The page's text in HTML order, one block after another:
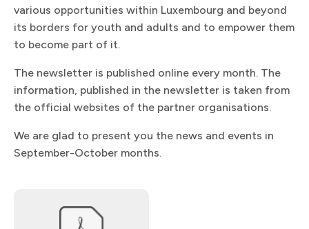
various opportunities within Luxembourg and beyond
its borders for youth and adults and to empower them
to become part of it.​​​​‌ ‍ ​‍​‍‌‍ ‌ ​‍‌‍‍‌‌‍‌ ‌‍‍‌‌‍ ‍​‍​‍​ ‍‍​‍​‍‌ ​ ‌‍​‌‌‍ ‍‌‍‍‌‌ ‌​‌ ‍‌​‍ ‍‌‍‍‌‌‍ ​‍​‍​‍ ​​‍​‍‌‍‍​‌ ​‍‌‍‌‌‌‍‌‍​‍​‍​ ‍‍​‍​‍​‍ ‌ ​ ‌ ‌​‌ ‌‌‌‍‌​‌‍‍‌‌‍ ​‍ ‌‍‍‌‌‍ ‍‌ ‌​‌‍‌‌‌‍ ‍‌ ‌​​‍ ‌‍‌‌‌‍‌​‌‍‍‌‌ ‌​​‍ ‌‍ ‌‌‍ ‌‍‌​‌‍‌‌​ ‌‌ ​​‌ ​‍‌‍‌‌‌ ​ ‌‍‌‌‌‍ ‍‌ ‌​‌‍​‌‌ ‌​‌‍‍‌‌‍ ‌‍ ‍​ ‍ ‌‍‍‌‌‍‌​​ ‌​ ‌ ​ ‌‌​ ​‌​ ‌‍​ ‌‍‌‍​‌​ ​‍‌‍‌​​‍ ‌​ ​ ​ ​‍​ ​‍‌‍​ ​‍ ‌​ ‌​‌‍‌​‌‍​ ​ ​​​‍ ‌​ ‍​​ ‌​​ ‍​​ ​‍​‍ ‌‌‍‌​​ ​‍​ ​​‌‍‌‍​ ​‌​ ​‍‌‍​‌​ ‌​‌‍​ ​ ‌‌‌‍‌‌‌‍​‌​ ‍ ‌ ‌​‌ ‍‌‌ ​​‌‍‌‌​ ‌‌‍ ‍‌‍‌‌‌ ‌ ‌ ​ ‌‌​​‌‍ ‌ ​ ‌ ‌​​ ‍ ‌ ​​‌‍​‌‌ ‌​‌‍‍​​ ‌‌ ​ ‌‍‌‌‌‍​ ‌ ‌​‌‍‍‌‌‍ ‌‍ ‍‌ ​ ​‍‌‌​ ‌‌‌​​‍‌‌ ‌‍‍ ‌‍‌‌‌ ‍‌​‍‌‌​ ​ ‌​‌​​‍‌‌​ ​ ‌​‌​​‍‌‌​ ​‍​ ​‍​ ​​​ ​‍​ ‌‌‌‍​‌​ ‍‌‌‍‌​‌‍‌‍​ ‌‌​ ​‍​ ‌ ‌‍‌​‌‍‌​​‍‌‌​ ​‍​ ​‍​‍‌‌​ ‌‌‌​‌​​‍ ‍‌‍​ ‌‍ ‌‍ ‍‌ ‌​‌‍‌‌‌‍ ‍‌ ‌​​‍‌‌​ ‌‌‌​​‍‌‌ ‌‍‍ ‌‍‌‌‌ ‍‌​‍‌‌​ ​ ‌​‌​​‍‌‌​ ​ ‌​‌​​‍‌‌​ ​‍​ ​‍‌‍‌‍​ ​‍​ ‌‍‌‍‌‌​ ​​​ ‌‍​ ‍​​ ‍‌‌‍‌‌​ ​ ‌‍​‌​ ‌‍​‍‌‌​ ​‍​ ​‍​‍‌‌​ ‌‌‌​‌​​‍ ‍‌‍​ ‌‍‍​‌‍‍‌‌‍ ​‌‍‌​‌ ​‍‌‍‌‌‌‍ ‍​‍‌‌​ ‌‌‌​​‍‌‌ ‌‍‍ ‌‍‌‌‌ ‍‌​‍‌‌​ ​ ‌​‌​​‍‌‌​ ​ ‌​‌​​‍‌‌​ ​‍​ ​‍​ ​ ‌‍‌‍​ ​ ​ ​‌​ ​‌​ ‌‌​ ​​‌‍​ ​ ​‌​ ‌‍​ ‍‌​ ​​​‍‌‌​ ​‍​ ​‍​‍‌‌​ ‌‌‌​‌​​‍ ‍‌ ‌​‌‍‌‌‌ ‍​‌ ‌​​ ‌‍​‍‌‍​‌‌ ​ ‌‍‌‌‌‌‌‌‌ ​‍‌‍ ​​ ‌​‍‌‌​ ​‍‌​‌‍‌ ​ ‌ ‌​‌ ‌‌‌‍‌​‌‍‍‌‌‍ ​‍‌‍‌‍‍‌‌‍‌​​ ‌​ ‌ ​ ‌‌​ ​‌​ ‌‍​ ‌‍‌‍​‌​ ​‍‌‍‌​​‍ ‌​ ​ ​ ​‍​ ​‍‌‍​ ​‍ ‌​ ‌​‌‍‌​‌‍​ ​ ​​​‍ ‌​ ‍​​ ‌​​ ‍​​ ​‍​‍ ‌‌‍‌​​ ​‍​ ​​‌‍‌‍​ ​‌​ ​‍‌‍​‌​ ‌​‌‍​ ​ ‌‌‌‍‌‌‌‍​‌​‍‌‍‌ ‌​‌ ‍‌‌ ​​‌‍‌‌​ ‌‌‍ ‍‌‍‌‌‌ ‌ ‌ ​ ‌‌​​‌‍ ‌ ​ ‌ ‌​​‍‌‍‌ ​​‌‍​‌‌ ‌​‌‍‍​​ ‌‌ ​ ‌‍‌‌‌‍​ ‌ ‌​‌‍‍‌‌‍ ‌‍ ‍‌ ​ ​‍‌‌​ ‌‌‌​​‍‌‌ ‌‍‍ ‌‍‌‌‌ ‍‌​‍‌‌​ ​ ‌​‌​​‍‌‌​ ​ ‌​‌​​‍‌‌​ ​‍​ ​‍​ ​​​ ​‍​ ‌‌‌‍​‌​ ‍‌‌‍‌​‌‍‌‍​ ‌‌​ ​‍​ ‌ ‌‍‌​‌‍‌​​‍‌‌​ ​‍​ ​‍​‍‌‌​ ‌‌‌​‌​​‍ ‍‌‍​ ‌‍ ‌‍ ‍‌ ‌​‌‍‌‌‌‍ ‍‌ ‌​​‍‌‌​ ‌‌‌​​‍‌‌ ‌‍‍ ‌‍‌‌‌ ‍‌​‍‌‌​ ​ ‌​‌​​‍‌‌​ ​ ‌​‌​​‍‌‌​ ​‍​ ​‍‌‍‌‍​ ​‍​ ‌‍‌‍‌‌​ ​​​ ‌‍​ ‍​​ ‍‌‌‍‌‌​ ​ ‌‍​‌​ ‌‍​‍‌‌​ ​‍​ ​‍​‍‌‌​ ‌‌‌​‌​​‍ ‍‌‍​ ‌‍‍​‌‍‍‌‌‍ ​‌‍‌​‌ ​‍‌‍‌‌‌‍ ‍​‍‌‌​ ‌‌‌​​‍‌‌ ‌‍‍ ‌‍‌‌‌ ‍‌​‍‌‌​ ​ ‌​‌​​‍‌‌​ ​ ‌​‌​​‍‌‌​ ​‍​ ​‍​ ​ ‌‍‌‍​ ​ ​ ​‌​ ​‌​ ‌‌​ ​​‌‍​ ​ ​‌​ ‌‍​ ‍‌​ ​​​‍‌‌​ ​‍​ ​‍​‍‌‌​ ‌‌‌​‌​​‍ ‍‌ ‌​‌‍‌‌‌ ‍​‌ ‌​​‍‌‍‌ ​​‌‍‌‌‌ ​‍‌ ​ ‌ ​​‌‍‌‌‌‍​ ‌ ‌​‌‍‍‌‌ ‌‍‌‍‌‌​ ‌‌ ​​‌ ‌‌‌‍​‍‌‍ ​‌‍‍‌‌ ​ ‌‍‍​‌‍‌‌‌‍‌​​‍​‍‌ ‌
The newsletter is published online every month. The
information, published in the newsletter is taken from
the official websites of the partner organisations.​​​​‌ ‍ ​‍​‍‌‍ ‌ ​‍‌‍‍‌‌‍‌ ‌‍‍‌‌‍ ‍​‍​‍​ ‍‍​‍​‍‌ ​ ‌‍​‌‌‍ ‍‌‍‍‌‌ ‌​‌ ‍‌​‍ ‍‌‍‍‌‌‍ ​‍​‍​‍ ​​‍​‍‌‍‍​‌ ​‍‌‍‌‌‌‍‌‍​‍​‍​ ‍‍​‍​‍​‍ ‌ ​ ‌ ‌​‌ ‌‌‌‍‌​‌‍‍‌‌‍ ​‍ ‌‍‍‌‌‍ ‍‌ ‌​‌‍‌‌‌‍ ‍‌ ‌​​‍ ‌‍‌‌‌‍‌​‌‍‍‌‌ ‌​​‍ ‌‍ ‌‌‍ ‌‍‌​‌‍‌‌​ ‌‌ ​​‌ ​‍‌‍‌‌‌ ​ ‌‍‌‌‌‍ ‍‌ ‌​‌‍​‌‌ ‌​‌‍‍‌‌‍ ‌‍ ‍​ ‍ ‌‍‍‌‌‍‌​​ ‌​ ‌ ​ ‌‌​ ​‌​ ‌‍​ ‌‍‌‍​‌​ ​‍‌‍‌​​‍ ‌​ ​ ​ ​‍​ ​‍‌‍​ ​‍ ‌​ ‌​‌‍‌​‌‍​ ​ ​​​‍ ‌​ ‍​​ ‌​​ ‍​​ ​‍​‍ ‌‌‍‌​​ ​‍​ ​​‌‍‌‍​ ​‌​ ​‍‌‍​‌​ ‌​‌‍​ ​ ‌‌‌‍‌‌‌‍​‌​ ‍ ‌ ‌​‌ ‍‌‌ ​​‌‍‌‌​ ‌‌‍ ‍‌‍‌‌‌ ‌ ‌ ​ ‌‌​​‌‍ ‌ ​ ‌ ‌​​ ‍ ‌ ​​‌‍​‌‌ ‌​‌‍‍​​ ‌‌ ​ ‌‍‌‌‌‍​ ‌ ‌​‌‍‍‌‌‍ ‌‍ ‍‌ ​ ​‍‌‌​ ‌‌‌​​‍‌‌ ‌‍‍ ‌‍‌‌‌ ‍‌​‍‌‌​ ​ ‌​‌​​‍‌‌​ ​ ‌​‌​​‍‌‌​ ​‍​ ​‍​ ​​​ ​‍​ ‌‌‌‍​‌​ ‍‌‌‍‌​‌‍‌‍​ ‌‌​ ​‍​ ‌ ‌‍‌​‌‍‌​​‍‌‌​ ​‍​ ​‍​‍‌‌​ ‌‌‌​‌​​‍ ‍‌‍​ ‌‍ ‌‍ ‍‌ ‌​‌‍‌‌‌‍ ‍‌ ‌​​‍‌‌​ ‌‌‌​​‍‌‌ ‌‍‍ ‌‍‌‌‌ ‍‌​‍‌‌​ ​ ‌​‌​​‍‌‌​ ​ ‌​‌​​‍‌‌​ ​‍​ ​‍‌‍​‍‌‍​‌​ ‍‌‌‍​‌‌‍​‍​ ‍​‌‍‌‌​ ​‍‌‍​ ​ ​‌​ ​​​ ‌​​‍‌‌​ ​‍​ ​‍​‍‌‌​ ‌‌‌​‌​​‍ ‍‌‍​ ‌‍‍​‌‍‍‌‌‍ ​‌‍‌​‌ ​‍‌‍‌‌‌‍ ‍​‍‌‌​ ‌‌‌​​‍‌‌ ‌‍‍ ‌‍‌‌‌ ‍‌​‍‌‌​ ​ ‌​‌​​‍‌‌​ ​ ‌​‌​​‍‌‌​ ​‍​ ​‍​ ‌‍​ ‌ ​ ‌‍​ ​‌‌‍‌‌​ ​‍​ ‌​​ ‍‌‌‍‌‌​ ‌‌​ ​​‌‍‌​​‍‌‌​ ​‍​ ​‍​‍‌‌​ ‌‌‌​‌​​‍ ‍‌ ‌​‌‍‌‌‌ ‍​‌ ‌​​ ‌‍​‍‌‍​‌‌ ​ ‌‍‌‌‌‌‌‌‌ ​‍‌‍ ​​ ‌​‍‌‌​ ​‍‌​‌‍‌ ​ ‌ ‌​‌ ‌‌‌‍‌​‌‍‍‌‌‍ ​‍‌‍‌‍‍‌‌‍‌​​ ‌​ ‌ ​ ‌‌​ ​‌​ ‌‍​ ‌‍‌‍​‌​ ​‍‌‍‌​​‍ ‌​ ​ ​ ​‍​ ​‍‌‍​ ​‍ ‌​ ‌​‌‍‌​‌‍​ ​ ​​​‍ ‌​ ‍​​ ‌​​ ‍​​ ​‍​‍ ‌‌‍‌​​ ​‍​ ​​‌‍‌‍​ ​‌​ ​‍‌‍​‌​ ‌​‌‍​ ​ ‌‌‌‍‌‌‌‍​‌​‍‌‍‌ ‌​‌ ‍‌‌ ​​‌‍‌‌​ ‌‌‍ ‍‌‍‌‌‌ ‌ ‌ ​ ‌‌​​‌‍ ‌ ​ ‌ ‌​​‍‌‍‌ ​​‌‍​‌‌ ‌​‌‍‍​​ ‌‌ ​ ‌‍‌‌‌‍​ ‌ ‌​‌‍‍‌‌‍ ‌‍ ‍‌ ​ ​‍‌‌​ ‌‌‌​​‍‌‌ ‌‍‍ ‌‍‌‌‌ ‍‌​‍‌‌​ ​ ‌​‌​​‍‌‌​ ​ ‌​‌​​‍‌‌​ ​‍​ ​‍​ ​​​ ​‍​ ‌‌‌‍​‌​ ‍‌‌‍‌​‌‍‌‍​ ‌‌​ ​‍​ ‌ ‌‍‌​‌‍‌​​‍‌‌​ ​‍​ ​‍​‍‌‌​ ‌‌‌​‌​​‍ ‍‌‍​ ‌‍ ‌‍ ‍‌ ‌​‌‍‌‌‌‍ ‍‌ ‌​​‍‌‌​ ‌‌‌​​‍‌‌ ‌‍‍ ‌‍‌‌‌ ‍‌​‍‌‌​ ​ ‌​‌​​‍‌‌​ ​ ‌​‌​​‍‌‌​ ​‍​ ​‍‌‍​‍‌‍​‌​ ‍‌‌‍​‌‌‍​‍​ ‍​‌‍‌‌​ ​‍‌‍​ ​ ​‌​ ​​​ ‌​​‍‌‌​ ​‍​ ​‍​‍‌‌​ ‌‌‌​‌​​‍ ‍‌‍​ ‌‍‍​‌‍‍‌‌‍ ​‌‍‌​‌ ​‍‌‍‌‌‌‍ ‍​‍‌‌​ ‌‌‌​​‍‌‌ ‌‍‍ ‌‍‌‌‌ ‍‌​‍‌‌​ ​ ‌​‌​​‍‌‌​ ​ ‌​‌​​‍‌‌​ ​‍​ ​‍​ ‌‍​ ‌ ​ ‌‍​ ​‌‌‍‌‌​ ​‍​ ‌​​ ‍‌‌‍‌‌​ ‌‌​ ​​‌‍‌​​‍‌‌​ ​‍​ ​‍​‍‌‌​ ‌‌‌​‌​​‍ ‍‌ ‌​‌‍‌‌‌ ‍​‌ ‌​​‍‌‍‌ ​​‌‍‌‌‌ ​‍‌ ​ ‌ ​​‌‍‌‌‌‍​ ‌ ‌​‌‍‍‌‌ ‌‍‌‍‌‌​ ‌‌ ​​‌ ‌‌‌‍​‍‌‍ ​‌‍‍‌‌ ​ ‌‍‍​‌‍‌‌‌‍‌​​‍​‍‌ ‌
We are glad to present you the news and events in
September-October months.​​​​‌ ‍ ​‍​‍‌‍ ‌ ​‍‌‍‍‌‌‍‌ ‌‍‍‌‌‍ ‍​‍​‍​ ‍‍​‍​‍‌ ​ ‌‍​‌‌‍ ‍‌‍‍‌‌ ‌​‌ ‍‌​‍ ‍‌‍‍‌‌‍ ​‍​‍​‍ ​​‍​‍‌‍‍​‌ ​‍‌‍‌‌‌‍‌‍​‍​‍​ ‍‍​‍​‍​‍ ‌ ​ ‌ ‌​‌ ‌‌‌‍‌​‌‍‍‌‌‍ ​‍ ‌‍‍‌‌‍ ‍‌ ‌​‌‍‌‌‌‍ ‍‌ ‌​​‍ ‌‍‌‌‌‍‌​‌‍‍‌‌ ‌​​‍ ‌‍ ‌‌‍ ‌‍‌​‌‍‌‌​ ‌‌ ​​‌ ​‍‌‍‌‌‌ ​ ‌‍‌‌‌‍ ‍‌ ‌​‌‍​‌‌ ‌​‌‍‍‌‌‍ ‌‍ ‍​ ‍ ‌‍‍‌‌‍‌​​ ‌​ ‌ ​ ‌‌​ ​‌​ ‌‍​ ‌‍‌‍​‌​ ​‍‌‍‌​​‍ ‌​ ​ ​ ​‍​ ​‍‌‍​ ​‍ ‌​ ‌​‌‍‌​‌‍​ ​ ​​​‍ ‌​ ‍​​ ‌​​ ‍​​ ​‍​‍ ‌‌‍‌​​ ​‍​ ​​‌‍‌‍​ ​‌​ ​‍‌‍​‌​ ‌​‌‍​ ​ ‌‌‌‍‌‌‌‍​‌​ ‍ ‌ ‌​‌ ‍‌‌ ​​‌‍‌‌​ ‌‌‍ ‍‌‍‌‌‌ ‌ ‌ ​ ‌‌​​‌‍ ‌ ​ ‌ ‌​​ ‍ ‌ ​​‌‍​‌‌ ‌​‌‍‍​​ ‌‌ ​ ‌‍‌‌‌‍​ ‌ ‌​‌‍‍‌‌‍ ‌‍ ‍‌ ​ ​‍‌‌​ ‌‌‌​​‍‌‌ ‌‍‍ ‌‍‌‌‌ ‍‌​‍‌‌​ ​ ‌​‌​​‍‌‌​ ​ ‌​‌​​‍‌‌​ ​‍​ ​‍​ ​​​ ​‍​ ‌‌‌‍​‌​ ‍‌‌‍‌​‌‍‌‍​ ‌‌​ ​‍​ ‌ ‌‍‌​‌‍‌​​‍‌‌​ ​‍​ ​‍​‍‌‌​ ‌‌‌​‌​​‍ ‍‌‍​ ‌‍ ‌‍ ‍‌ ‌​‌‍‌‌‌‍ ‍‌ ‌​​‍‌‌​ ‌‌‌​​‍‌‌ ‌‍‍ ‌‍‌‌‌ ‍‌​‍‌‌​ ​ ‌​‌​​‍‌‌​ ​ ‌​‌​​‍‌‌​ ​‍​ ​‍‌‍​‌‌‍​‌‌‍​‌‌‍‌​‌‍‌‌‌‍‌‌​ ‌​​ ‍‌‌‍‌​‌‍​‌​ ​​​ ‌​​‍‌‌​ ​‍​ ​‍​‍‌‌​ ‌‌‌​‌​​‍ ‍‌‍​ ‌‍‍​‌‍‍‌‌‍ ​‌‍‌​‌ ​‍‌‍‌‌‌‍ ‍​‍‌‌​ ‌‌‌​​‍‌‌ ‌‍‍ ‌‍‌‌‌ ‍‌​‍‌‌​ ​ ‌​‌​​‍‌‌​ ​ ‌​‌​​‍‌‌​ ​‍​ ​‍​ ‌​​ ‌ ‌‍‌‍​ ‍‌​ ​‍​ ‌​​ ​​‌‍​ ​ ​‍‌‍​‍​ ‌​​ ‌​​‍‌‌​ ​‍​ ​‍​‍‌‌​ ‌‌‌​‌​​‍ ‍‌ ‌​‌‍‌‌‌ ‍​‌ ‌​​ ‌‍​‍‌‍​‌‌ ​ ‌‍‌‌‌‌‌‌‌ ​‍‌‍ ​​ ‌​‍‌‌​ ​‍‌​‌‍‌ ​ ‌ ‌​‌ ‌‌‌‍‌​‌‍‍‌‌‍ ​‍‌‍‌‍‍‌‌‍‌​​ ‌​ ‌ ​ ‌‌​ ​‌​ ‌‍​ ‌‍‌‍​‌​ ​‍‌‍‌​​‍ ‌​ ​ ​ ​‍​ ​‍‌‍​ ​‍ ‌​ ‌​‌‍‌​‌‍​ ​ ​​​‍ ‌​ ‍​​ ‌​​ ‍​​ ​‍​‍ ‌‌‍‌​​ ​‍​ ​​‌‍‌‍​ ​‌​ ​‍‌‍​‌​ ‌​‌‍​ ​ ‌‌‌‍‌‌‌‍​‌​‍‌‍‌ ‌​‌ ‍‌‌ ​​‌‍‌‌​ ‌‌‍ ‍‌‍‌‌‌ ‌ ‌ ​ ‌‌​​‌‍ ‌ ​ ‌ ‌​​‍‌‍‌ ​​‌‍​‌‌ ‌​‌‍‍​​ ‌‌ ​ ‌‍‌‌‌‍​ ‌ ‌​‌‍‍‌‌‍ ‌‍ ‍‌ ​ ​‍‌‌​ ‌‌‌​​‍‌‌ ‌‍‍ ‌‍‌‌‌ ‍‌​‍‌‌​ ​ ‌​‌​​‍‌‌​ ​ ‌​‌​​‍‌‌​ ​‍​ ​‍​ ​​​ ​‍​ ‌‌‌‍​‌​ ‍‌‌‍‌​‌‍‌‍​ ‌‌​ ​‍​ ‌ ‌‍‌​‌‍‌​​‍‌‌​ ​‍​ ​‍​‍‌‌​ ‌‌‌​‌​​‍ ‍‌‍​ ‌‍ ‌‍ ‍‌ ‌​‌‍‌‌‌‍ ‍‌ ‌​​‍‌‌​ ‌‌‌​​‍‌‌ ‌‍‍ ‌‍‌‌‌ ‍‌​‍‌‌​ ​ ‌​‌​​‍‌‌​ ​ ‌​‌​​‍‌‌​ ​‍​ ​‍‌‍​‌‌‍​‌‌‍​‌‌‍‌​‌‍‌‌‌‍‌‌​ ‌​​ ‍‌‌‍‌​‌‍​‌​ ​​​ ‌​​‍‌‌​ ​‍​ ​‍​‍‌‌​ ‌‌‌​‌​​‍ ‍‌‍​ ‌‍‍​‌‍‍‌‌‍ ​‌‍‌​‌ ​‍‌‍‌‌‌‍ ‍​‍‌‌​ ‌‌‌​​‍‌‌ ‌‍‍ ‌‍‌‌‌ ‍‌​‍‌‌​ ​ ‌​‌​​‍‌‌​ ​ ‌​‌​​‍‌‌​ ​‍​ ​‍​ ‌​​ ‌ ‌‍‌‍​ ‍‌​ ​‍​ ‌​​ ​​‌‍​ ​ ​‍‌‍​‍​ ‌​​ ‌​​‍‌‌​ ​‍​ ​‍​‍‌‌​ ‌‌‌​‌​​‍ ‍‌ ‌​‌‍‌‌‌ ‍​‌ ‌​​‍‌‍‌ ​​‌‍‌‌‌ ​‍‌ ​ ‌ ​​‌‍‌‌‌‍​ ‌ ‌​‌‍‍‌‌ ‌‍‌‍‌‌​ ‌‌ ​​‌ ‌‌‌‍​‍‌‍ ​‌‍‍‌‌ ​ ‌‍‍​‌‍‌‌‌‍‌​​‍​‍‌ ‌